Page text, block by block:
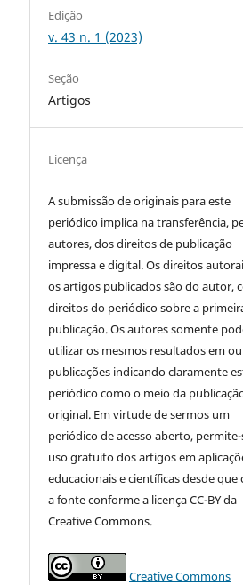
Edição
v. 43 n. 1 (2023)
Seção
Artigos
Licença
A submissão de originais para este
periódico implica na transferência,
autores, dos direitos de publicação
impressa e digital. Os direitos
os artigos publicados são do autor,
direitos do periódico sobre a
publicação. Os autores somente
utilizar os mesmos resultados em
publicações indicando claramente
periódico como o meio da
original. Em virtude de sermos um
periódico de acesso aberto,
uso gratuito dos artigos em
educacionais e científicas desde que
a fonte conforme a licença CC-BY da
Creative Commons.
Creative Commons